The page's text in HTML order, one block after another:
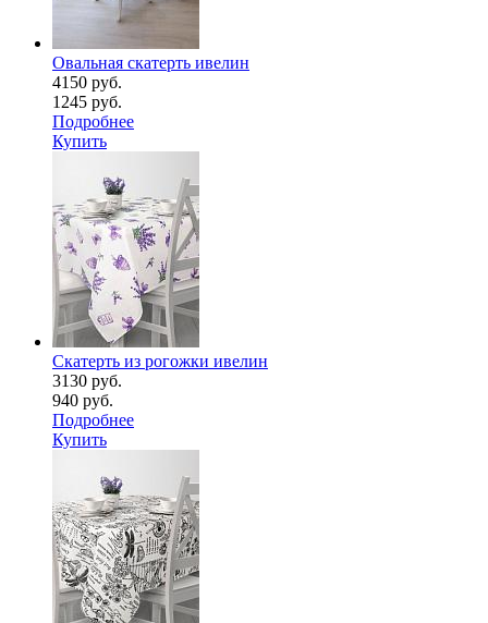
Овальная скатерть ивелин
4150 руб.
1245 руб.
Подробнее
Купить
Скатерть из рогожки ивелин
3130 руб.
940 руб.
Подробнее
Купить